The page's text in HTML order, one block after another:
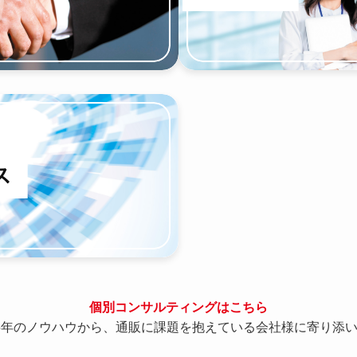
個別コンサルティングはこちら
のノウハウから、通販に課題を抱えている会社様に寄り添